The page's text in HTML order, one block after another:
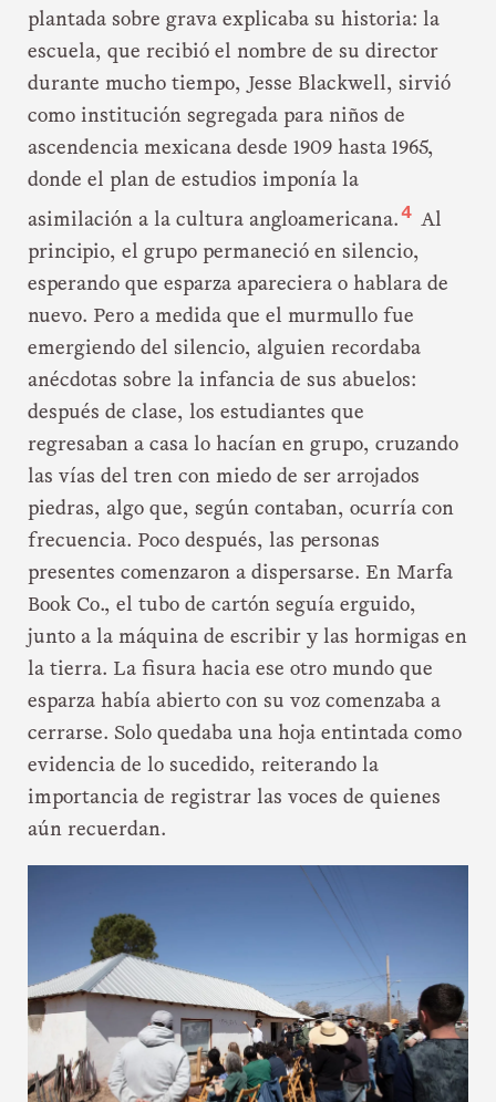
plantada sobre grava explicaba su historia: la
escuela, que recibió el nombre de su director
durante mucho tiempo, Jesse Blackwell, sirvió
como institución segregada para niños de
ascendencia mexicana desde 1909 hasta 1965,
donde el plan de estudios imponía la
asimilación a la cultura angloamericana.4 Al
principio, el grupo permaneció en silencio,
esperando que esparza apareciera o hablara de
nuevo. Pero a medida que el murmullo fue
emergiendo del silencio, alguien recordaba
anécdotas sobre la infancia de sus abuelos:
después de clase, los estudiantes que
regresaban a casa lo hacían en grupo, cruzando
las vías del tren con miedo de ser arrojados
piedras, algo que, según contaban, ocurría con
frecuencia. Poco después, las personas
presentes comenzaron a dispersarse. En Marfa
Book Co., el tubo de cartón seguía erguido,
junto a la máquina de escribir y las hormigas en
la tierra. La fisura hacia ese otro mundo que
esparza había abierto con su voz comenzaba a
cerrarse. Solo quedaba una hoja entintada como
evidencia de lo sucedido, reiterando la
importancia de registrar las voces de quienes
aún recuerdan.